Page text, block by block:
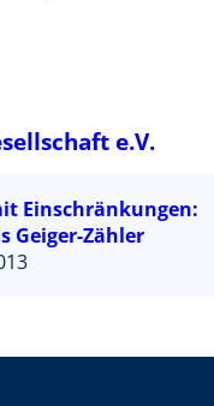
e.V.
Einschränkungen:
Geiger-Zähler